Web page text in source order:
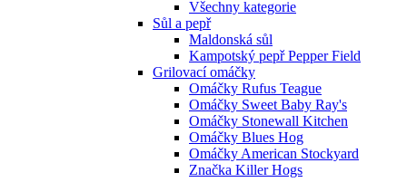
Všechny kategorie
Sůl a pepř
Maldonská sůl
Kampotský pepř Pepper Field
Grilovací omáčky
Omáčky Rufus Teague
Omáčky Sweet Baby Ray's
Omáčky Stonewall Kitchen
Omáčky Blues Hog
Omáčky American Stockyard
Značka Killer Hogs